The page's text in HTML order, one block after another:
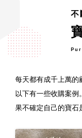
不
每天都有成千上萬的
以下有一些收購案
果不確定自己的寶石